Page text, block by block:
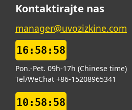
Kontaktirajte nas
manager@uvozizkine.com
16:58:59
Pon.-Pet. 09h-17h (Chinese time)
Tel/WeChat +86-15208965341
10:58:59